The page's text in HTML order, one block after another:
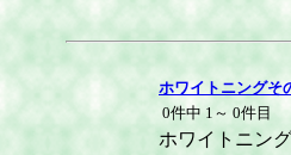
ホワイトニングそ
0件中 1～ 0件目
ホワイトニン